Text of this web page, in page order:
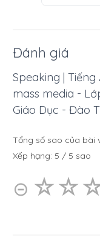
Đánh giá
Speaking | Tiếng
mass media -
Giáo Dục - Đào
Tổng số sao của bài
Xếp hạng: 5 / 5 sao
⊝ ☆☆
★★